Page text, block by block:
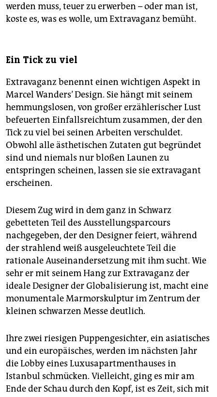
werden muss, teuer zu erwerben – oder man ist,
koste es, was es wolle, um Extravaganz bemüht.
Ein Tick zu viel
Extravaganz benennt einen wichtigen Aspekt in
Marcel Wanders’ Design. Sie hängt mit seinem
hemmungslosen, von großer erzählerischer Lust
befeuerten Einfallsreichtum zusammen, der den
Tick zu viel bei seinen Arbeiten verschuldet.
Obwohl alle ästhetischen Zutaten gut begründet
sind und niemals nur bloßen Launen zu
entspringen scheinen, lassen sie sie extravagant
erscheinen.
Diesem Zug wird in dem ganz in Schwarz
gebetteten Teil des Ausstellungsparcours
nachgegeben, der den Designer feiert, während
der strahlend weiß ausgeleuchtete Teil die
rationale Auseinandersetzung mit ihm sucht. Wie
sehr er mit seinem Hang zur Extravaganz der
ideale Designer der Globalisierung ist, macht eine
monumentale Marmorskulptur im Zentrum der
kleinen schwarzen Messe deutlich.
Ihre zwei riesigen Puppengesichter, ein asiatisches
und ein europäisches, werden im nächsten Jahr
die Lobby eines Luxusapartmenthauses in
Istanbul schmücken. Vielleicht, ging es mir am
Ende der Schau durch den Kopf, ist es Zeit, sich mit